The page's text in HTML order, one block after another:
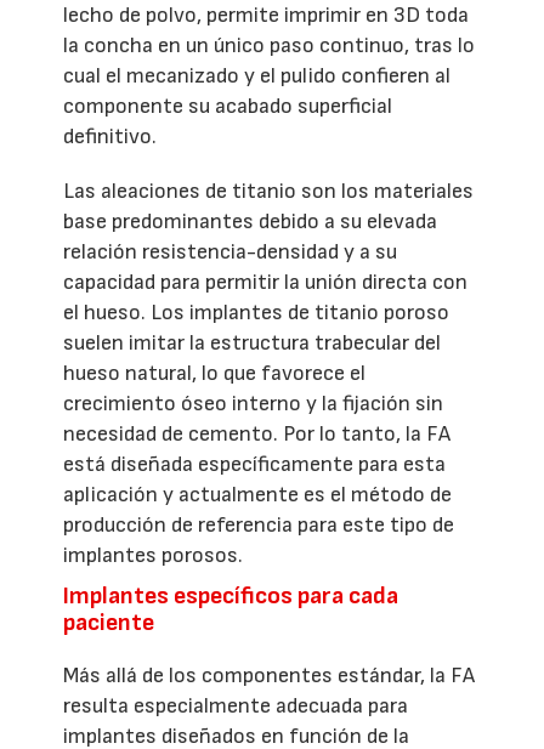
lecho de polvo, permite imprimir en 3D toda
la concha en un único paso continuo, tras lo
cual el mecanizado y el pulido confieren al
componente su acabado superficial
definitivo.
Las aleaciones de titanio son los materiales
base predominantes debido a su elevada
relación resistencia-densidad y a su
capacidad para permitir la unión directa con
el hueso. Los implantes de titanio poroso
suelen imitar la estructura trabecular del
hueso natural, lo que favorece el
crecimiento óseo interno y la fijación sin
necesidad de cemento. Por lo tanto, la FA
está diseñada específicamente para esta
aplicación y actualmente es el método de
producción de referencia para este tipo de
implantes porosos.
Implantes específicos para cada
paciente
Más allá de los componentes estándar, la FA
resulta especialmente adecuada para
implantes diseñados en función de la